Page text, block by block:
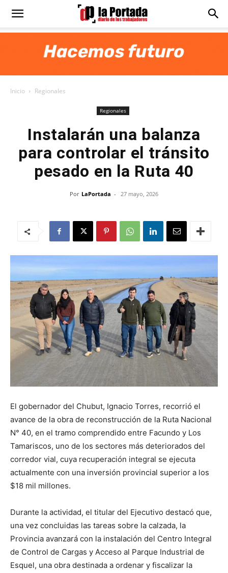
Diario
Inicio Regionales
Regionales
Instalarán una balanza
para controlar el tránsito
pesado en la Ruta 40
Por LaPortada - 27 mayo, 2026
El gobernador del Chubut, Ignacio Torres, recorrió el
avance de la obra de reconstrucción de la Ruta Nacional
N° 40, en el tramo comprendido entre Facundo y Los
Tamariscos, uno de los sectores más deteriorados del
corredor vial, cuya recuperación integral se ejecuta
actualmente con una inversión provincial superior a los
$18 mil millones.
Durante la actividad, el titular del Ejecutivo destacó que,
una vez concluidas las tareas sobre la calzada, la
Provincia avanzará con la instalación del Centro Integral
de Control de Cargas y Acceso al Parque Industrial de
Esquel, una obra destinada a ordenar y fiscalizar la